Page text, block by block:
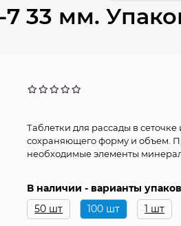
33 мм.
Таблетки для рассады в сеточке
сохраняющего форму и объем.
необходимые элементы
В наличии - варианты
50 шт
100 шт 1 шт